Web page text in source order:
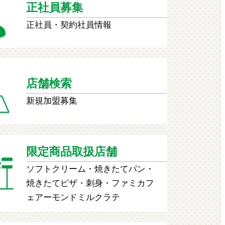
正社員募集
正社員・契約社員情報
店舗検索
新規加盟募集
限定商品取扱店舗
ソフトクリーム・焼きたてパン・
焼きたてピザ・刺身・ファミカフ
ェアーモンドミルクラテ